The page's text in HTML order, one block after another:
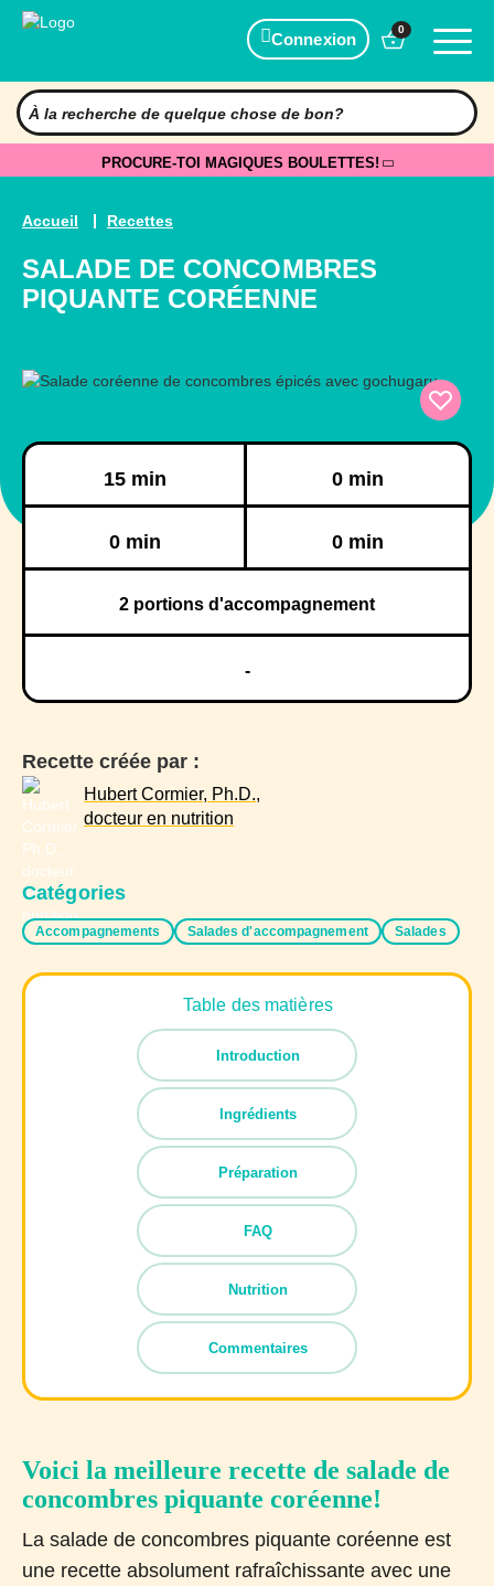
Connexion
0
PROCURE-TOI MAGIQUES BOULETTES!
Accueil Recettes
SALADE DE CONCOMBRES
PIQUANTE CORÉENNE
15 min 0 min
0 min 0 min
2 portions d'accompagnement
-
Recette créée par :
Hubert Cormier, Ph.D.,
docteur en nutrition
Catégories
Accompagnements Salades d'accompagnement Salades
Table des matières
Introduction
Ingrédients
Préparation
FAQ
Nutrition
Commentaires
Voici la meilleure recette de salade de
concombres piquante coréenne!
La salade de concombres piquante coréenne est
une recette absolument rafraîchissante avec une